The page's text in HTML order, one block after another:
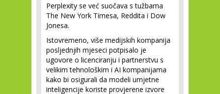
Perplexity se već suočava s tužbama
The New York Timesa, Reddita i Dow
Jonesa.
Istovremeno, više medijskih kompanija
posljednjih mjeseci potpisalo je
ugovore o licenciranju i partnerstvu s
velikim tehnološkim i AI kompanijama
kako bi osigurali da modeli umjetne
inteligencije koriste provjerene izvore